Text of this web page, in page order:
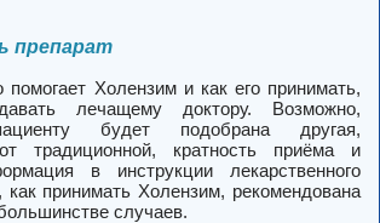
препарат
помогает Холензим и как его принимать,
лечащему доктору. Возможно,
будет подобрана другая,
традиционной, кратность приёма и
в инструкции лекарственного
как принимать Холензим, рекомендована
случаев.